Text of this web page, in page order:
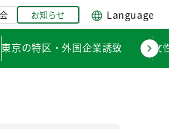
お知らせ Language
東京の特区・外国企業誘致 女